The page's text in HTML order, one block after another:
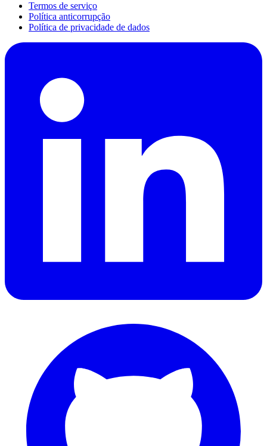
Termos de serviço
Política anticorrupção
Política de privacidade de dados